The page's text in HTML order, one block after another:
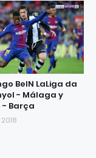
BeIN LaLiga da
- Málaga y
- Barça